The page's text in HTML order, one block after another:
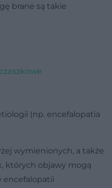
brane są takie
(np. encefalopatia
wymienionych, a także
których objawy mogą
encefalopatii